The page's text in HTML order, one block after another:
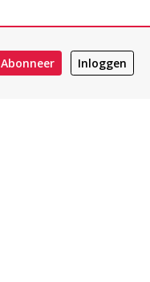
Abonneer Inloggen